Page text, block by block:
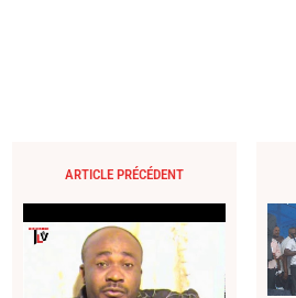
ARTICLE PRÉCÉDENT